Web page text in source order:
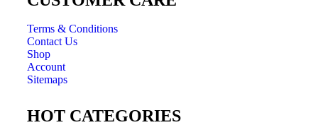
Terms & Conditions
Contact Us
Shop
Account
Sitemaps
HOT CATEGORIES